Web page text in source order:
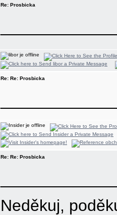
Re: Prosbicka
Re: Re: Prosbicka
Re: Re: Prosbicka
Neděkuj,